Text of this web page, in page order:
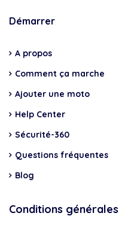
Démarrer
A propos
Comment ça marche
Ajouter une moto
Help Center
Sécurité-360
Questions fréquentes
Blog
Conditions générales